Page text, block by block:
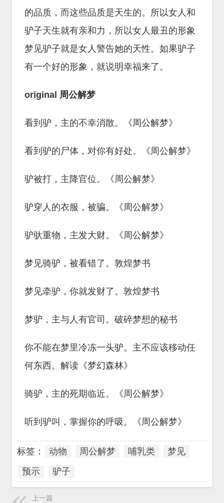
的品质，而这些品质是天生的。所以女人和
驴子天生就有亲和力，所以女人最丑的形象
梦见驴子就是女人警告她的天性。如果驴子
有一个好的形象，就说明幸福来了。
original 周公解梦
看到驴，主的不幸消散。《周公解梦》
看到驴的尸体，对你有好处。《周公解梦》
驴被打，主降官位。《周公解梦》
驴穿人的衣服，被骗。《周公解梦》
驴驮重物，主发大财。《周公解梦》
梦见骑驴，被看错了。敦煌梦书
梦见牵驴，你就发财了。敦煌梦书
梦驴，主与人有官司。破碎梦想的秘书
你不能在梦里冷冻一头驴。主不应该移动任
何东西。解读《梦幻森林》
骑驴，主的死期临近。《周公解梦》
听到驴叫，掌握你的呼吸。《周公解梦》
标签： 动物 周公解梦 哺乳类
梦见
预示
驴子
上一篇